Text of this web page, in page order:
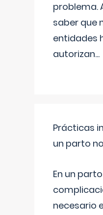
problema.
saber que
entidades
autorizan...
Prácticas
un parto
En un
necesario